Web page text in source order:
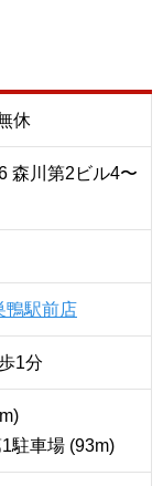
休
森川第2ビル4〜
鴨駅前店
1分
駐車場 (93m)